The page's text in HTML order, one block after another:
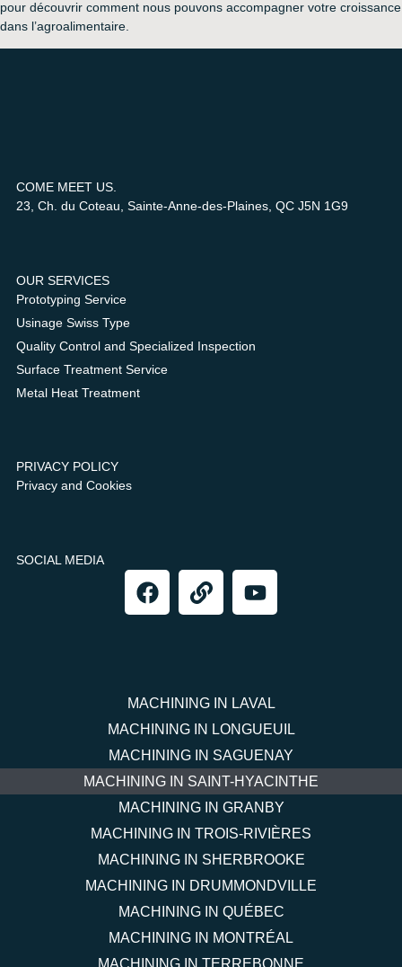
pour découvrir comment nous pouvons accompagner votre croissance
dans l’agroalimentaire.
COME MEET US.
23, Ch. du Coteau, Sainte-Anne-des-Plaines, QC J5N 1G9
OUR SERVICES
Prototyping Service
Usinage Swiss Type
Quality Control and Specialized Inspection
Surface Treatment Service
Metal Heat Treatment
PRIVACY POLICY
Privacy and Cookies
SOCIAL MEDIA
MACHINING IN LAVAL
MACHINING IN LONGUEUIL
MACHINING IN SAGUENAY
MACHINING IN SAINT-HYACINTHE
MACHINING IN GRANBY
MACHINING IN TROIS-RIVIÈRES
MACHINING IN SHERBROOKE
MACHINING IN DRUMMONDVILLE
MACHINING IN QUÉBEC
MACHINING IN MONTRÉAL
MACHINING IN TERREBONNE